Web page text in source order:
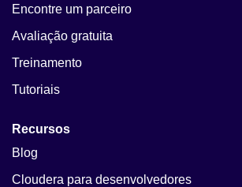
Encontre um parceiro
Avaliação gratuita
Treinamento
Tutoriais
Recursos
Blog
Cloudera para desenvolvedores